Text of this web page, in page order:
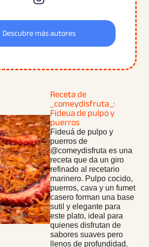
Descubre más autores
Receta de
_comeydisfruta_:
Fideua de pulpo y
puerros
Fideuá de pulpo y
puerros de
@comeydisfruta es una
receta que da un giro
refinado al recetario
marinero. Pulpo cocido,
puerros, cava y un fumet
casero forman una base
sutil y elegante para
este plato, ideal para
quienes disfrutan de
sabores suaves pero
llenos de profundidad.